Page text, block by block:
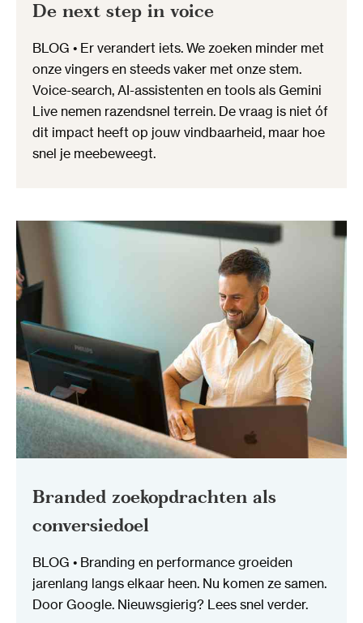
De next step in voice
BLOG • Er verandert iets. We zoeken minder met
onze vingers en steeds vaker met onze stem.
Voice-search, AI-assistenten en tools als Gemini
Live nemen razendsnel terrein. De vraag is niet óf
dit impact heeft op jouw vindbaarheid, maar hoe
snel je meebeweegt.
Branded zoekopdrachten als
conversiedoel
BLOG • Branding en performance groeiden
jarenlang langs elkaar heen. Nu komen ze samen.
Door Google. Nieuwsgierig? Lees snel verder.